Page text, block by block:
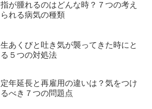
指が腫れるのはどんな時？７つの考え
られる病気の種類
生あくびと吐き気が襲ってきた時にと
る５つの対処法
定年延長と再雇用の違いは？気をつけ
るべき７つの問題点